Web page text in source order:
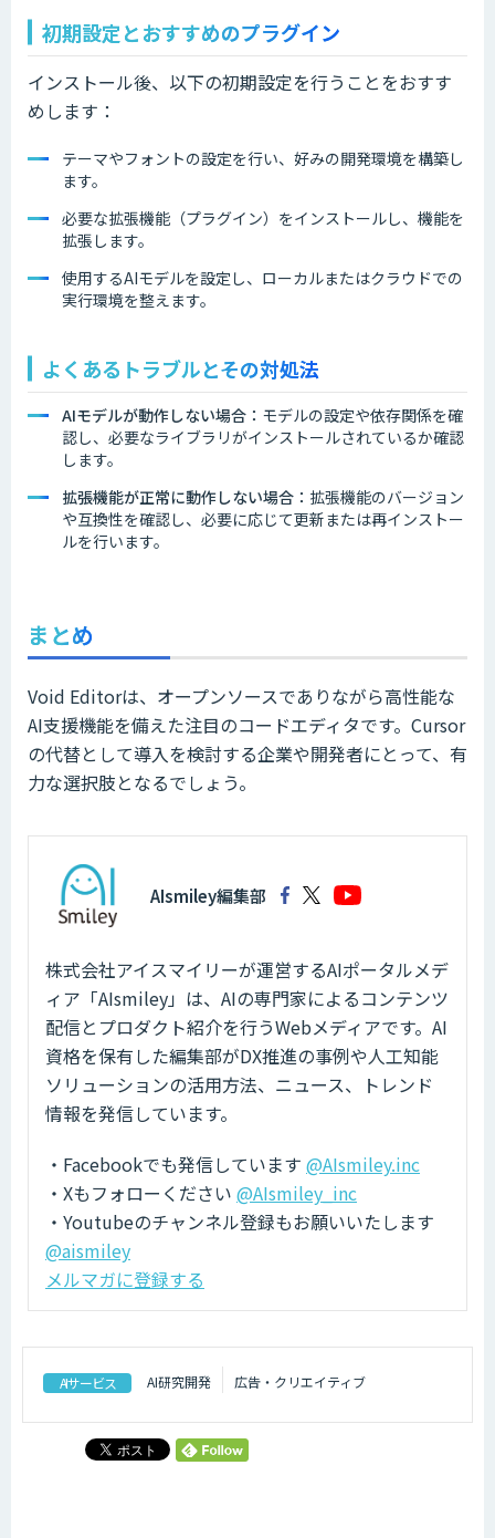
初期設定とおすすめのプラグイン
インストール後、以下の初期設定を行うことをおすす
めします：
テーマやフォントの設定を行い、好みの開発環境を構築し
ます。
必要な拡張機能（プラグイン）をインストールし、機能を
拡張します。
使用するAIモデルを設定し、ローカルまたはクラウドでの
実行環境を整えます。
よくあるトラブルとその対処法
AIモデルが動作しない場合： モデルの設定や依存関係を確
認し、必要なライブラリがインストールされているか確認
します。
拡張機能が正常に動作しない場合： 拡張機能のバージョン
や互換性を確認し、必要に応じて更新または再インストー
ルを行います。
まとめ
Void Editorは、オープンソースでありながら高性能な
AI支援機能を備えた注目のコードエディタです。Cursor
の代替として導入を検討する企業や開発者にとって、有
力な選択肢となるでしょう。
AIsmiley編集部
株式会社アイスマイリーが運営するAIポータルメデ
ィア「AIsmiley」は、AIの専門家によるコンテンツ
配信とプロダクト紹介を行うWebメディアです。AI
資格を保有した編集部がDX推進の事例や人工知能
ソリューションの活用方法、ニュース、トレンド
情報を発信しています。
・Facebookでも発信しています @AIsmiley.inc
・Xもフォローください @AIsmiley_inc
・Youtubeのチャンネル登録もお願いいたします
@aismiley
メルマガに登録する
AIサービス AI研究開発 広告・クリエイティブ